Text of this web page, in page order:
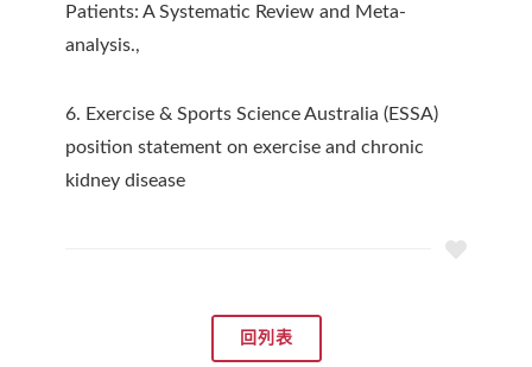
Patients: A Systematic Review and Meta-
analysis.,
6. Exercise & Sports Science Australia (ESSA)
position statement on exercise and chronic
kidney disease
回列表